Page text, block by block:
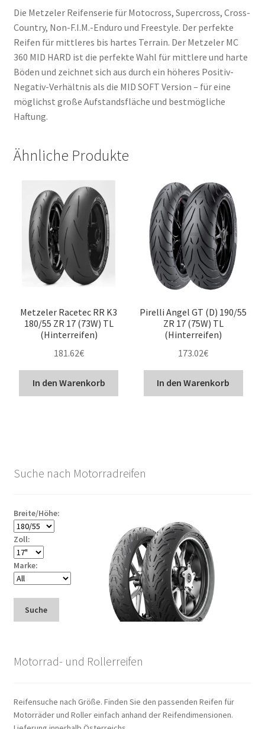
Die Metzeler Reifenserie für Motocross, Supercross, Cross-
Country, Non-F.I.M.-Enduro und Freestyle. Der perfekte
Reifen für mittleres bis hartes Terrain. Der Metzeler MC
360 MID HARD ist die perfekte Wahl für mittlere und harte
Böden und zeichnet sich aus durch ein höheres Positiv-
Negativ-Verhältnis als die MID SOFT Version – für eine
möglichst große Aufstandsfläche und bestmögliche
Haftung.
Ähnliche Produkte
Metzeler Racetec RR K3
180/55 ZR 17 (73W) TL
(Hinterreifen)
181.62€
In den Warenkorb
Pirelli Angel GT (D) 190/55
ZR 17 (75W) TL
(Hinterreifen)
173.02€
In den Warenkorb
Suche nach Motorradreifen
Breite/Höhe:
Zoll:
Marke:
Suche
Motorrad- und Rollerreifen
Reifensuche nach Größe. Finden Sie den passenden Reifen für
Motorräder und Roller einfach anhand der Reifendimensionen.